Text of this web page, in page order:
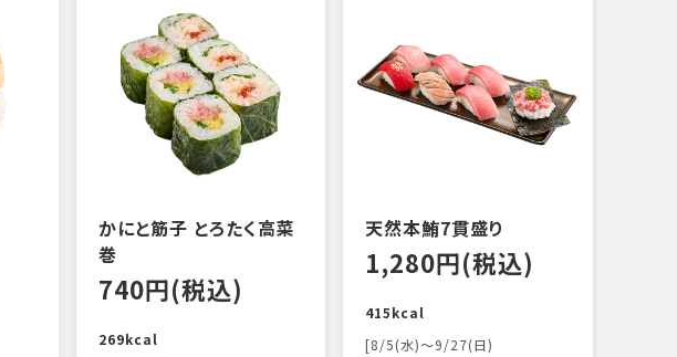
かにと筋子 とろたく高菜
巻
740円(税込)
269kcal
天然本鮪7貫盛り
1,280円(税込)
415kcal
[8/5(水)～9/27(日)